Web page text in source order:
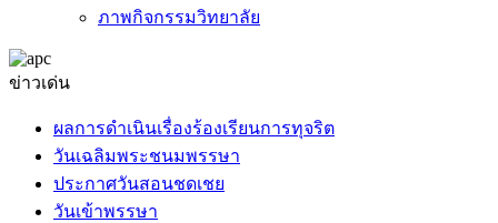
ภาพกิจกรรมวิทยาลัย
ข่าวเด่น
ผลการดำเนินเรื่องร้องเรียนการทุจริต
วันเฉลิมพระชนมพรรษา
ประกาศวันสอนชดเชย
วันเข้าพรรษา